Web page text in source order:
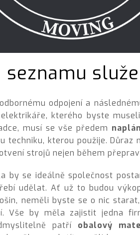
seznamu
odpojení a
kterého byste
musí se vše předem
techniku, kterou použije. Důraz
strojů nejen během
by se ideálně společnost
udělat. Ať už to budou
neměli byste se o nic
Vše by měla zajistit jedna
patří obalový